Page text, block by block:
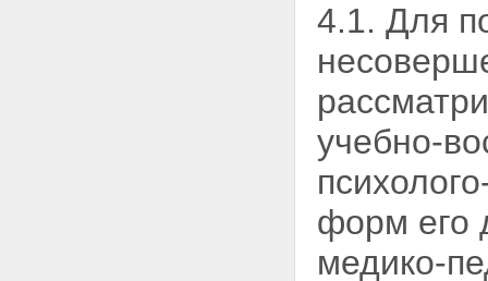
4.1. Для
учебно-
форм его
медико-